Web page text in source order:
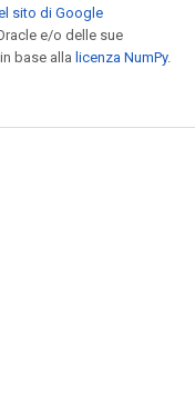
sito di Google
e/o delle sue
base alla licenza NumPy.